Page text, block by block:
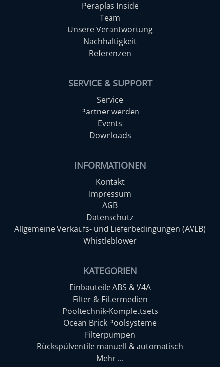
Peraplas Inside
Team
Unsere Verantwortung
Nachhaltigkeit
Referenzen
SERVICE & SUPPORT
Service
Partner werden
Events
Downloads
INFORMATIONEN
Kontakt
Impressum
AGB
Datenschutz
Allgemeine Verkaufs- und Lieferbedingungen (AVLB)
Whistleblower
KATEGORIEN
Einbauteile ABS & V4A
Filter & Filtermedien
Pooltechnik-Komplettsets
Ocean Brick Poolsysteme
Filterpumpen
Rückspülventile manuell & automatisch
Mehr ...